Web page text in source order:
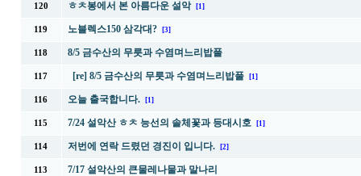
120 ㅎㅊ봉에서 본 아름다운 설악 [1]
119 노블렉스150 삼각대? [3]
118 8/5 금수산의 무릇과 수염며느리밥풀
117 [re] 8/5 금수산의 무릇과 수염며느리밥풀 [1]
116 오늘 출국합니다. [1]
115 7/24 설악산 ㅎㅊ 능선의 솔체꽃과 등대시호 [1]
114 저번에 연락 드렸던 경진이 입니다. [2]
113 7/17 설악산의 큰물레나물과 말나리